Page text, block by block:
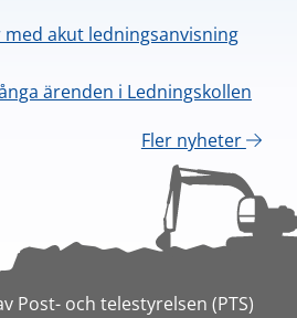
med akut ledningsanvisning
ärenden i Ledningskollen
Fler nyheter
Post- och telestyrelsen (PTS)